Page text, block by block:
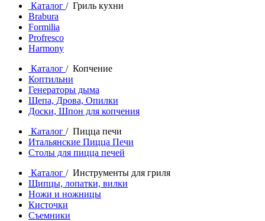
Каталог / Гриль кухни
Brabura
Formilia
Profresco
Harmony
Каталог / Копчение
Коптильни
Генераторы дыма
Щепа, Дрова, Опилки
Доски, Шпон для копчения
Каталог / Пицца печи
Итальянские Пицца Печи
Столы для пицца печей
Каталог / Инструменты для гриля
Щипцы, лопатки, вилки
Ножи и ножницы
Кисточки
Съемники